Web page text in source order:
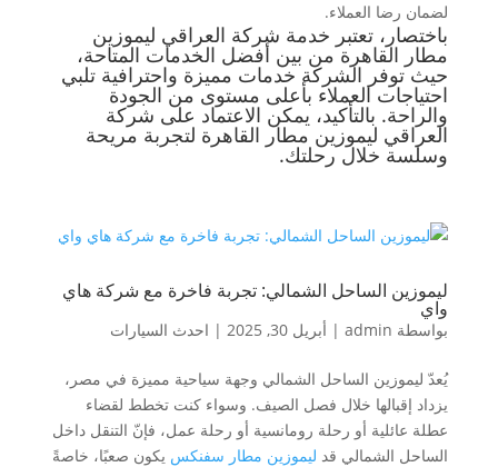
لضمان رضا العملاء.
باختصار، تعتبر خدمة شركة العراقي ليموزين
مطار القاهرة من بين أفضل الخدمات المتاحة،
حيث توفر الشركة خدمات مميزة واحترافية تلبي
احتياجات العملاء بأعلى مستوى من الجودة
والراحة. بالتأكيد، يمكن الاعتماد على شركة
العراقي ليموزين مطار القاهرة لتجربة مريحة
وسلسة خلال رحلتك.
ليموزين الساحل الشمالي: تجربة فاخرة مع شركة هاي
واي
بواسطة admin
| أبريل 30, 2025 | احدث السيارات
يُعدّ ليموزين الساحل الشمالي وجهة سياحية مميزة في مصر،
يزداد إقبالها خلال فصل الصيف. وسواء كنت تخطط لقضاء
عطلة عائلية أو رحلة رومانسية أو رحلة عمل، فإنّ التنقل داخل
الساحل الشمالي قد ليموزين مطار سفنكس يكون صعبًا، خاصةً